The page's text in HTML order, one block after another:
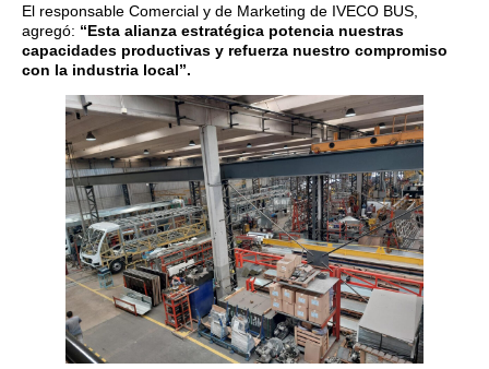
El responsable Comercial y de Marketing de IVECO BUS,
agregó: “Esta alianza estratégica potencia nuestras
capacidades productivas y refuerza nuestro compromiso
con la industria local”.